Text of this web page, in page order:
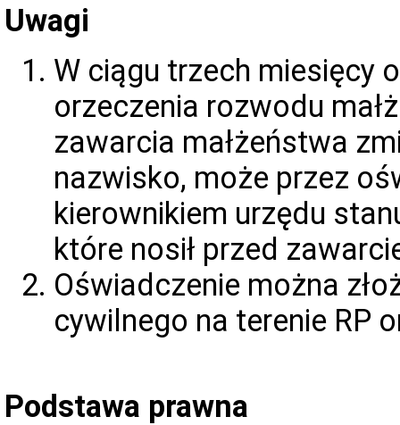
Uwagi
W ciągu trzech miesięcy
orzeczenia rozwodu
zawarcia małżeństwa
nazwisko, może przez
kierownikiem urzędu
które nosił przed
Oświadczenie można
cywilnego na terenie RP
Podstawa prawna